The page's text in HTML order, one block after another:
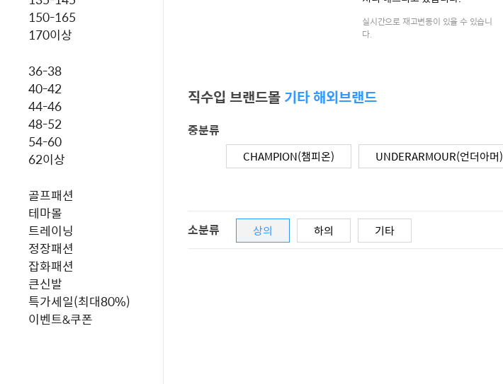
150-165
170이상
36-38
40-42
44-46
48-52
54-60
62이상
골프패션
테마몰
트레이닝
정장패션
잡화패션
큰신발
특가세일(최대80%)
이벤트&쿠폰
실시간으로 재고변동이 있을 수 있습니
다.
직수입 브랜드몰기타 해외브랜드
중분류
CHAMPION(챔피온) UNDERARMOUR(언더아머)
소분류 상의 하의 기타